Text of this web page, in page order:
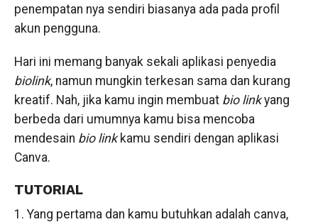
penempatan nya sendiri biasanya ada pada profil
akun pengguna.
Hari ini memang banyak sekali aplikasi penyedia
biolink, namun mungkin terkesan sama dan kurang
kreatif. Nah, jika kamu ingin membuat bio linkyang
berbeda dari umumnya kamu bisa mencoba
mendesain bio linkkamu sendiri dengan aplikasi
Canva.
TUTORIAL
1. Yang pertama dan kamu butuhkan adalah canva,